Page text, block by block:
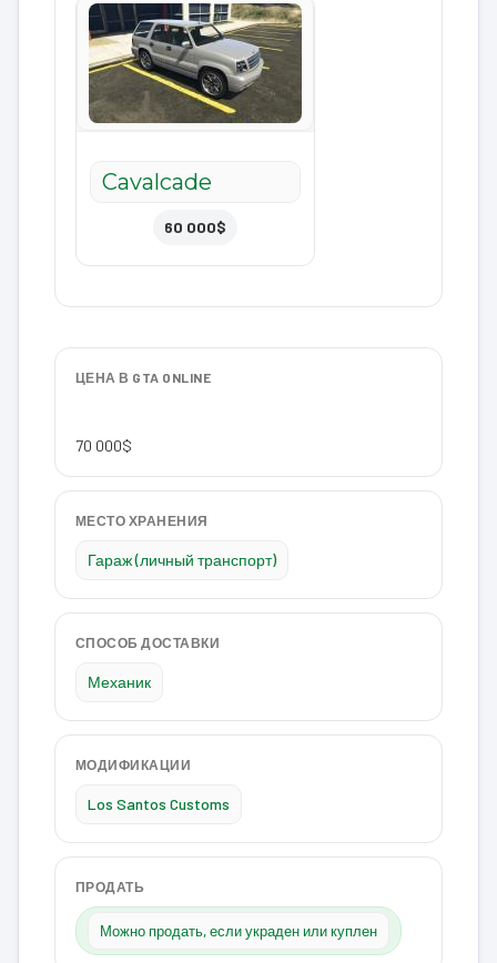
Cavalcade
60 000$
ЦЕНА В GTA ONLINE
70 000$
МЕСТО ХРАНЕНИЯ
Гараж (личный транспорт)
СПОСОБ ДОСТАВКИ
Механик
МОДИФИКАЦИИ
Los Santos Customs
ПРОДАТЬ
Можно продать, если украден или куплен